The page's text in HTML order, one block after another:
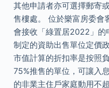
其他申請者亦可選擇郵寄
售樓處。 位於樂富房委會
會接收「綠置居2022」
制定的資助出售單位定價
市值計算的折扣率是按照
75%推售的單位，可讓入
的非業主住戶家庭動用不